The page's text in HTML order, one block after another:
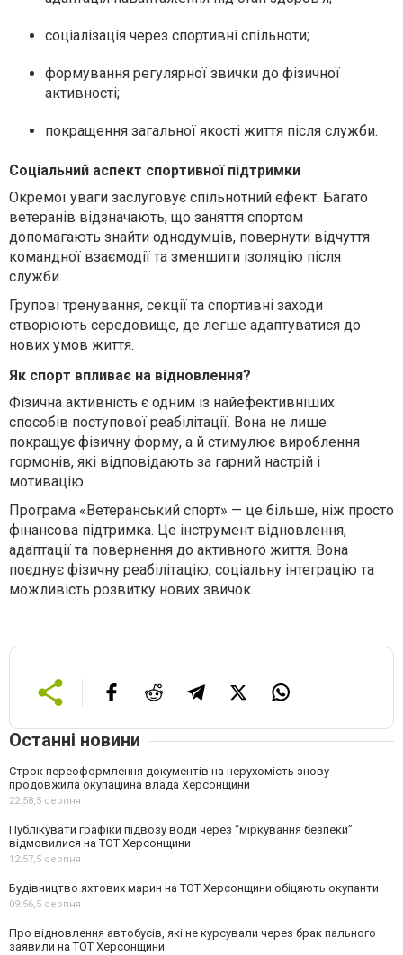
соціалізація через спортивні спільноти;
формування регулярної звички до фізичної
активності;
покращення загальної якості життя після служби.
Соціальний аспект спортивної підтримки
Окремої уваги заслуговує спільнотний ефект. Багато
ветеранів відзначають, що заняття спортом
допомагають знайти однодумців, повернути відчуття
командної взаємодії та зменшити ізоляцію після
служби.
Групові тренування, секції та спортивні заходи
створюють середовище, де легше адаптуватися до
нових умов життя.
Як спорт впливає на відновлення?
Фізична активність є одним із найефективніших
способів поступової реабілітації. Вона не лише
покращує фізичну форму, а й стимулює вироблення
гормонів, які відповідають за гарний настрій і
мотивацію.
Програма «Ветеранський спорт» — це більше, ніж просто
фінансова підтримка. Це інструмент відновлення,
адаптації та повернення до активного життя. Вона
поєднує фізичну реабілітацію, соціальну інтеграцію та
можливість розвитку нових звичок.
Останні новини
Строк переоформлення документів на нерухомість знову
продовжила окупаційна влада Херсонщини
22:58,5 серпня
Публікувати графіки підвозу води через “міркування безпеки”
відмовилися на ТОТ Херсонщини
12:57,5 серпня
Будівництво яхтових марин на ТОТ Херсонщини обіцяють окупанти
09:56,5 серпня
Про відновлення автобусів, які не курсували через брак пального
заявили на ТОТ Херсонщини